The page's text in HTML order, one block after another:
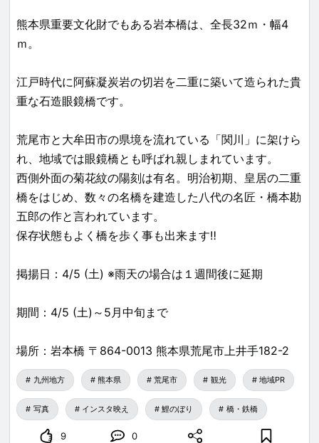
熊本県重要文化財でもある岩本橋は、全長32ｍ・幅4
ｍ。
江戸時代に阿蘇凝炭岩の切岩を二重に築いて造られた貴
重な石造眼鏡橋です。
荒尾市と大牟田市の県境を流れている「関川」に架けら
れ、地域では眼鏡橋とも呼ばれ親しまれています。
西側外面の菊花紋の陽刻は有名。明治初期、皇居の二重
橋をはじめ、数々の名橋を建造した八代の名匠・橋本勘
五郎の作と言われています。
保存状態もよく橋を歩く事も出来ます‼
掲揚日：4/5 (土) ※雨天の場合は１週間後に延期
期間：4/5 (土)～5月中旬まで
場所：岩本橋 〒864-0013 熊本県荒尾市上井手182-2
九州地方 熊本県 荒尾市 観光 地域PR
写真 インスタ映え 鯉のぼり 橋・鉄橋
9 0